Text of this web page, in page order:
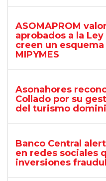
ASOMAPROM
aprobados a la
creen un
MIPYMES
Asonahores
Collado por su
del turismo
Banco Central
en redes sociales
inversiones